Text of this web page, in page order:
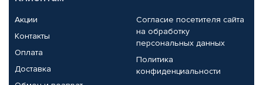
Акции
Контакты
Оплата
Доставка
Согласие посетителя сайта
на обработку
персональных данных
Политика
конфиденциальности